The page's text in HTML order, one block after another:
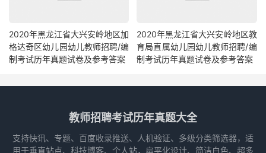
2020年黑龙江省大兴安岭地区加
格达奇区幼儿园幼儿教师招聘/编
制考试历年真题试卷及参考答案
2020年黑龙江省大兴安岭地区教
育局直属幼儿园幼儿教师招聘/编
制考试历年真题试卷及参考答案
教师招聘考试历年真题大全
支持快讯、专题、百度收录推送、人机验证、多级分类筛选器，适
用于垂直站点、科技博客、个人站，扁平化设计、简洁白色、超多